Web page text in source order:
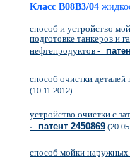
Класс B08B3/04
способ и устройство
подготовке танкеров и
нефтепродуктов -
способ очистки деталей
(10.11.2012)
устройство очистки с
- патент 2450869
способ мойки наружных